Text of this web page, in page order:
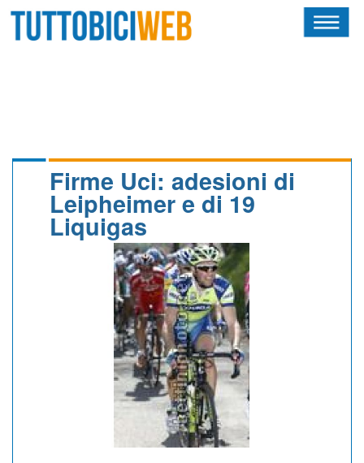
CALENDARIO
Firme Uci: adesioni di
Leipheimer e di 19
Liquigas